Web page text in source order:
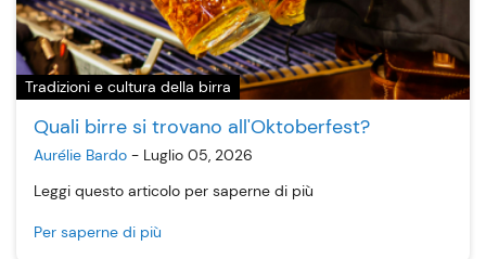
Tradizioni e cultura della birra
Quali birre si trovano all'Oktoberfest?
Aurélie Bardo - Luglio 05, 2026
Leggi questo articolo per saperne di più
Per saperne di più